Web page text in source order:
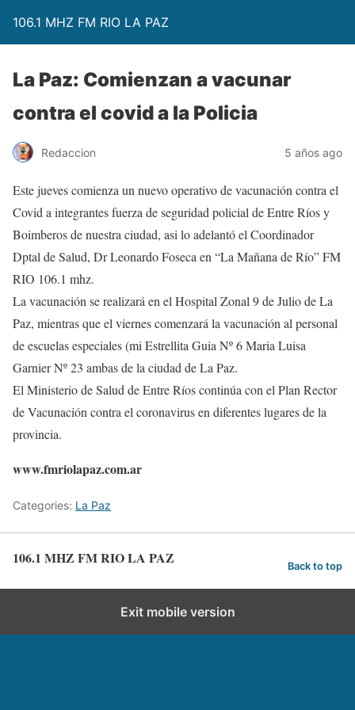
106.1 MHZ FM RIO LA PAZ
La Paz: Comienzan a vacunar
contra el covid a la Policia
Redaccion 5 años ago
Este jueves comienza un nuevo operativo de vacunación contra el
Covid a integrantes fuerza de seguridad policial de Entre Ríos y
Boimberos de nuestra ciudad, asi lo adelantó el Coordinador
Dptal de Salud, Dr Leonardo Foseca en “La Mañana de Río” FM
RIO 106.1 mhz.
La vacunación se realizará en el Hospital Zonal 9 de Julio de La
Paz, mientras que el viernes comenzará la vacunación al personal
de escuelas especiales (mi Estrellita Guia Nº 6 Maria Luisa
Garnier Nº 23 ambas de la ciudad de La Paz.
El Ministerio de Salud de Entre Ríos continúa con el Plan Rector
de Vacunación contra el coronavirus en diferentes lugares de la
provincia.
www.fmriolapaz.com.ar
Categories: La Paz
106.1 MHZ FM RIO LA PAZ Back to top
Exit mobile version